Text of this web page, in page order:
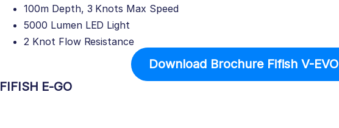
100m Depth, 3 Knots Max Speed
5000 Lumen LED Light
2 Knot Flow Resistance
Download Brochure Fifish V-EVO
FIFISH E-GO